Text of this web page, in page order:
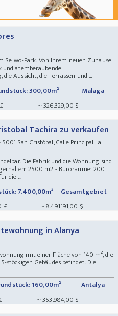
Park. Von Ihrem neuen Zuhause
atemberaubende
Aussicht, die Terrassen und ...
300,00m²
Malaga
~ 326.329,00 $
Tachira zu verkaufen
San Cristóbal, Calle Principal La
Die Fabrik und die Wohnung sind
2500 m2 - Büroräume: 200
die ...
7.400,00m²
Gesamtgebiet
£ ~ 8.491.191,00 $
in Alanya
mit einer Fläche von 140 m², die
stöckigen Gebäudes befindet. Die
160,00m²
Antalya
~ 353.984,00 $